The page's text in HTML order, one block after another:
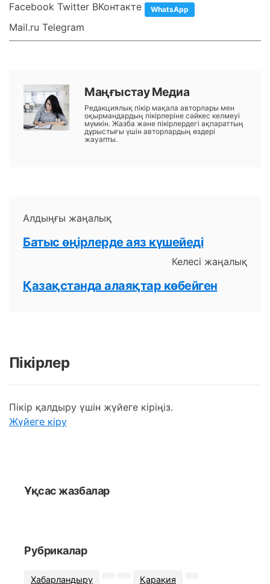
Facebook Twitter ВКонтакте WhatsApp
Mail.ru Telegram
Маңғыстау Медиа
Редакциялық пікір мақала авторлары мен
оқырмандардың пікірлеріне сәйкес келмеуі
мүмкін. Жазба және пікірлердегі ақпараттың
дұрыстығы үшін авторлардың өздері
жауапты.
Алдыңғы жаңалық
Батыс өңірлерде аяз күшейеді
Келесі жаңалық
Қазақстанда алаяқтар көбейген
Пікірлер
Пікір қалдыру үшін жүйеге кіріңіз.
Жүйеге кіру
Ұқсас жазбалар
Рубрикалар
Хабарландыру Қарақия